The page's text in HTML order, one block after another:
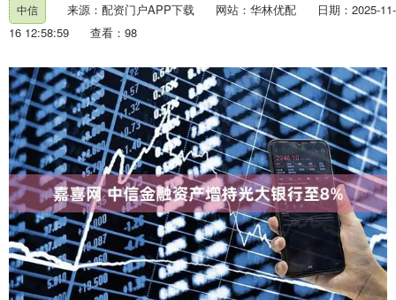
中信 来源：配资门户APP下载 网站：华林优配
日期：2025-11-
16 12:58:59
查看：98